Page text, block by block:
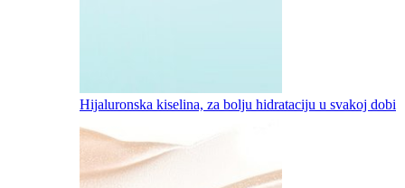
Hijaluronska kiselina, za bolju hidrataciju u svakoj dobi